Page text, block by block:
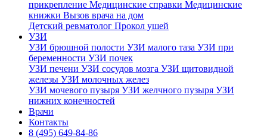
прикрепление Медицинские справки Медицинские
книжки Вызов врача на дом
Детский ревматолог Прокол ушей
УЗИ
УЗИ брюшной полости УЗИ малого таза УЗИ при
беременности УЗИ почек
УЗИ печени УЗИ сосудов мозга УЗИ щитовидной
железы УЗИ молочных желез
УЗИ мочевого пузыря УЗИ желчного пузыря УЗИ
нижних конечностей
Врачи
Контакты
8 (495) 649-84-86